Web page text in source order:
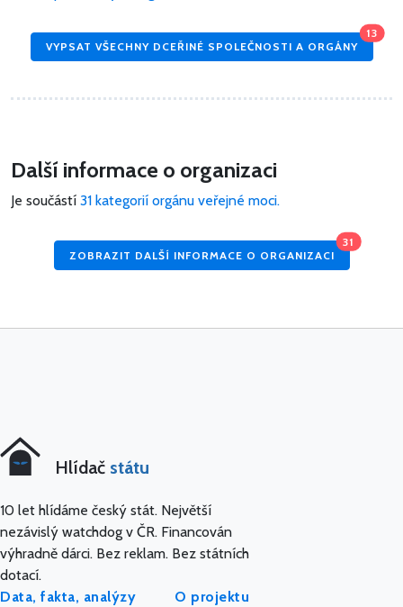
VYPSAT VŠECHNY DCEŘINÉ SPOLEČNOSTI A ORGÁNY
13
Další informace o organizaci
Je součástí 31 kategorií orgánu veřejné moci.
ZOBRAZIT DALŠÍ INFORMACE O ORGANIZACI
31
Hlídač státu
10 let hlídáme český stát. Největší
nezávislý watchdog v ČR. Financován
výhradně dárci. Bez reklam. Bez státních
dotací.
Data, fakta, analýzy
O projektu